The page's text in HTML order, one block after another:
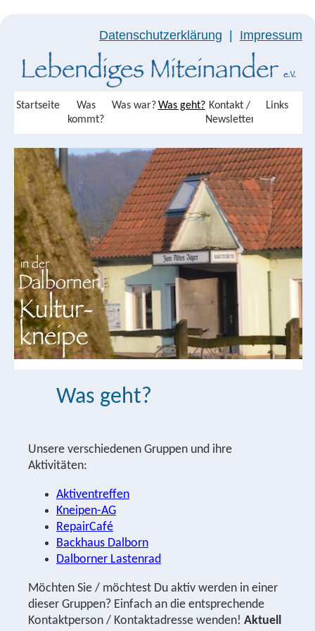
Datenschutzerklärung Impressum
Startseite
Was
kommt?
Was war? Was geht? Kontakt /
Newsletter
Links
Was geht?
Unsere verschiedenen Gruppen und ihre
Aktivitäten:
Aktiventreffen
Kneipen-AG
RepairCafé
Backhaus Dalborn
Dalborner Lastenrad
Möchten Sie / möchtest Du aktiv werden in einer
dieser Gruppen? Einfach an die entsprechende
Kontaktperson / Kontaktadresse wenden! Aktuell